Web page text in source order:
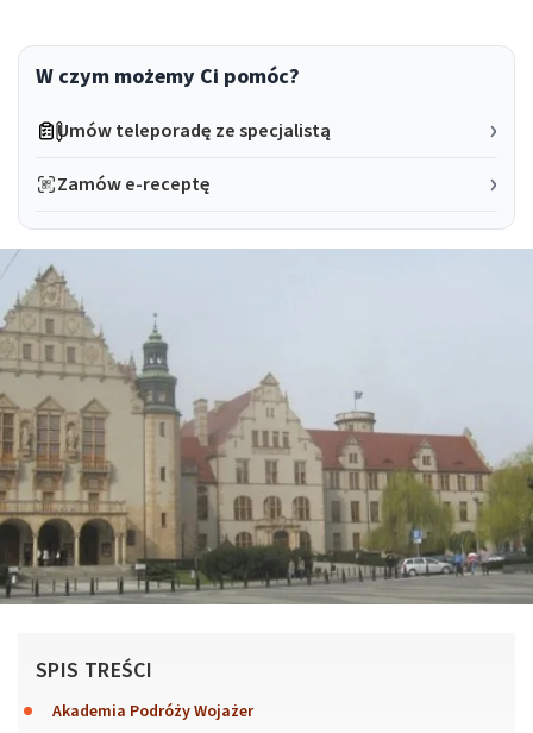
W czym możemy Ci pomóc?
Umów teleporadę ze specjalistą
Zamów e-receptę
SPIS TREŚCI
Akademia Podróży Wojażer